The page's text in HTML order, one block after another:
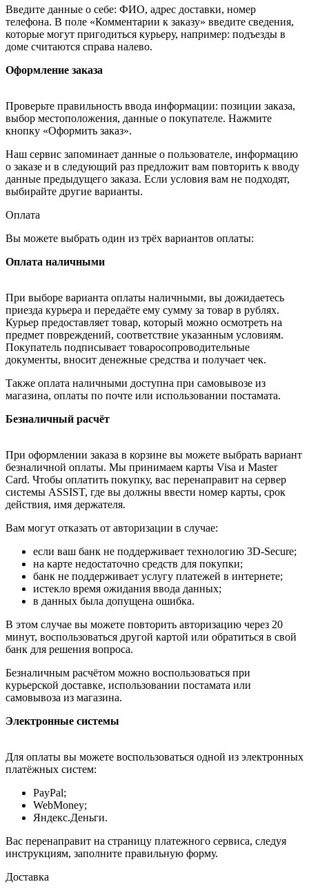
Введите данные о себе: ФИО, адрес доставки, номер
телефона. В поле «Комментарии к заказу» введите сведения,
которые могут пригодиться курьеру, например: подъезды в
доме считаются справа налево.
Оформление заказа
Проверьте правильность ввода информации: позиции заказа,
выбор местоположения, данные о покупателе. Нажмите
кнопку «Оформить заказ».
Наш сервис запоминает данные о пользователе, информацию
о заказе и в следующий раз предложит вам повторить к вводу
данные предыдущего заказа. Если условия вам не подходят,
выбирайте другие варианты.
Оплата
Вы можете выбрать один из трёх вариантов оплаты:
Оплата наличными
При выборе варианта оплаты наличными, вы дожидаетесь
приезда курьера и передаёте ему сумму за товар в рублях.
Курьер предоставляет товар, который можно осмотреть на
предмет повреждений, соответствие указанным условиям.
Покупатель подписывает товаросопроводительные
документы, вносит денежные средства и получает чек.
Также оплата наличными доступна при самовывозе из
магазина, оплаты по почте или использовании постамата.
Безналичный расчёт
При оформлении заказа в корзине вы можете выбрать вариант
безналичной оплаты. Мы принимаем карты Visa и Master
Card. Чтобы оплатить покупку, вас перенаправит на сервер
системы ASSIST, где вы должны ввести номер карты, срок
действия, имя держателя.
Вам могут отказать от авторизации в случае:
если ваш банк не поддерживает технологию 3D-Secure;
на карте недостаточно средств для покупки;
банк не поддерживает услугу платежей в интернете;
истекло время ожидания ввода данных;
в данных была допущена ошибка.
В этом случае вы можете повторить авторизацию через 20
минут, воспользоваться другой картой или обратиться в свой
банк для решения вопроса.
Безналичным расчётом можно воспользоваться при
курьерской доставке, использовании постамата или
самовывоза из магазина.
Электронные системы
Для оплаты вы можете воспользоваться одной из электронных
платёжных систем:
PayPal;
WebMoney;
Яндекс.Деньги.
Вас перенаправит на страницу платежного сервиса, следуя
инструкциям, заполните правильную форму.
Доставка